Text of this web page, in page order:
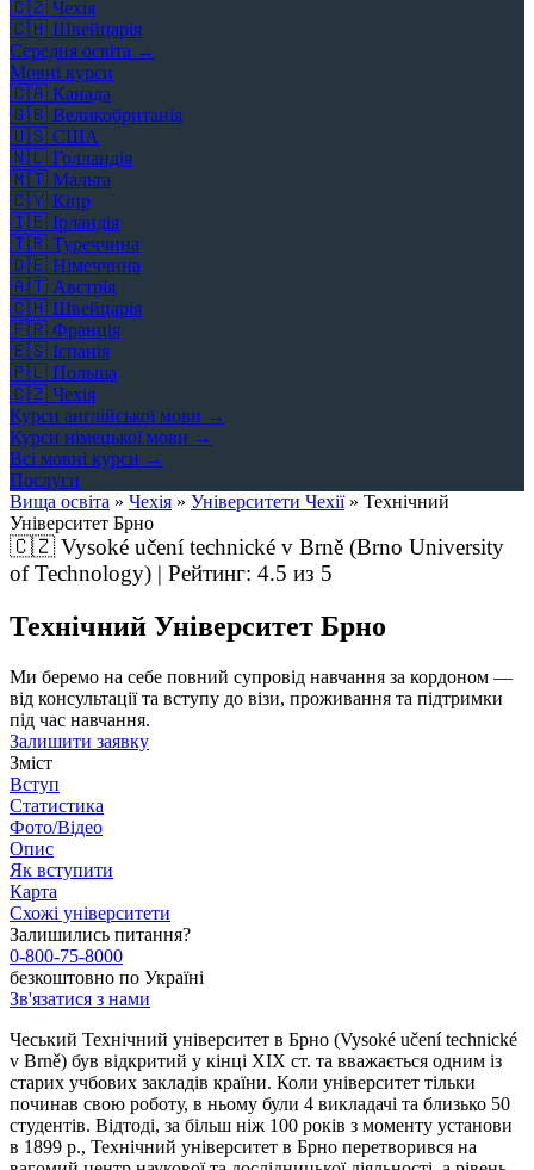
🇨🇿 Чехія
🇨🇭 Швейцарія
Середня освіта →
Мовні курси
🇨🇦 Канада
🇬🇧 Великобританія
🇺🇸 США
🇳🇱 Голландія
🇲🇹 Мальта
🇨🇾 Кіпр
🇮🇪 Ірландія
🇹🇷 Туреччина
🇩🇪 Німеччина
🇦🇹 Австрія
🇨🇭 Швейцарія
🇫🇷 Франція
🇪🇸 Іспанія
🇵🇱 Польща
🇨🇿 Чехія
Курси англійської мови →
Курси німецької мови →
Всі мовні курси →
Послуги
Вища освіта » Чехія » Університети Чехії» Технічний
Університет Брно
🇨🇿Vysoké učení technické v Brně (Brno University
of Technology) | Рейтинг: 4.5 из 5
Технічний Університет Брно
Ми беремо на себе повний супровід навчання за кордоном —
від консультації та вступу до візи, проживання та підтримки
під час навчання.
Залишити заявку
Зміст
Вступ
Статистика
Фото/Відео
Опис
Як вступити
Карта
Схожі університети
Залишились питання?
0-800-75-8000
безкоштовно по Україні
Зв'язатися з нами
Чеський Технічний університет в Брно (Vysoké učení technické
v Brně) був відкритий у кінці XIX ст. та вважається одним із
старих учбових закладів країни. Коли університет тільки
починав свою роботу, в ньому були 4 викладачі та близько 50
студентів. Відтоді, за більш ніж 100 років з моменту установи
в 1899 р., Технічний університет в Брно перетворився на